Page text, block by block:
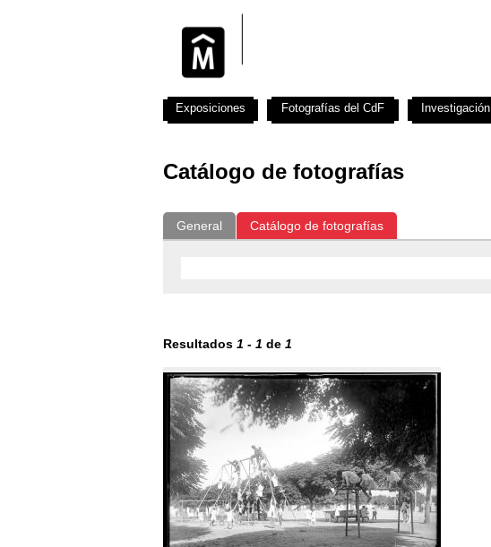
Catálogo de fotografías
General Catálogo de fotografías
Resultados 1 - 1 de 1
Exposiciones Fotografías del CdF Investigación